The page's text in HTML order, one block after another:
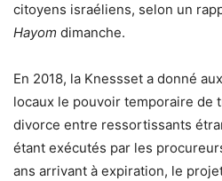
citoyens israéliens, selon un
Hayom dimanche.
En 2018, la Knessset a donné
locaux le pouvoir temporaire de
divorce entre ressortissants
étant exécutés par les
ans arrivant à expiration, le